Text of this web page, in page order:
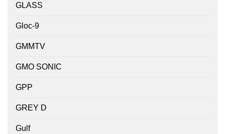
GLASS
Gloc-9
GMMTV
GMO SONIC
GPP
GREY D
Gulf